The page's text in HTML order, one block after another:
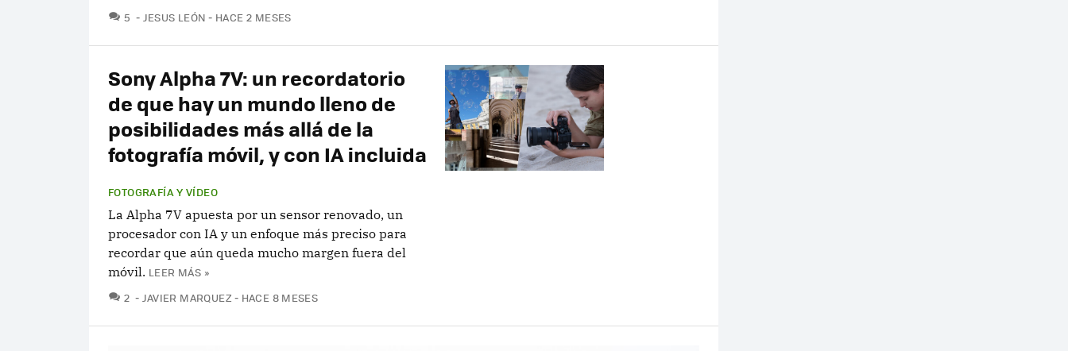
5 COMENTARIOS
JESUS LEÓN HACE 2 MESES
Sony Alpha 7V: un recordatorio
de que hay un mundo lleno de
posibilidades más allá de la
fotografía móvil, y con IA incluida
FOTOGRAFÍA Y VÍDEO
La Alpha 7V apuesta por un sensor renovado, un
procesador con IA y un enfoque más preciso para
recordar que aún queda mucho margen fuera del
móvil. LEER MÁS »
2 COMENTARIOS
JAVIER MARQUEZ HACE 8 MESES